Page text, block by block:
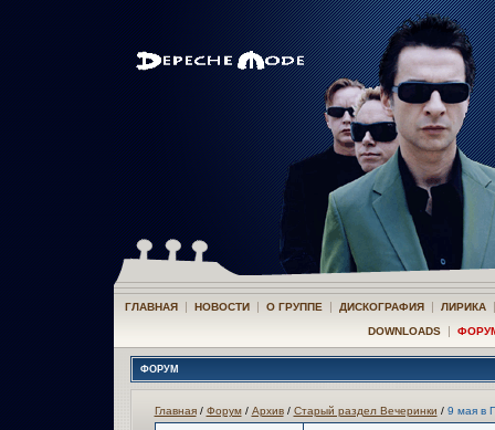
ГЛАВНАЯ | НОВОСТИ | О ГРУППЕ | ДИСКОГРАФИЯ | ЛИРИКА
DOWNLOADS |
ФОРУМ
Главная/ Форум/ Архив/ Старый раздел Вечеринки / 9 мая в